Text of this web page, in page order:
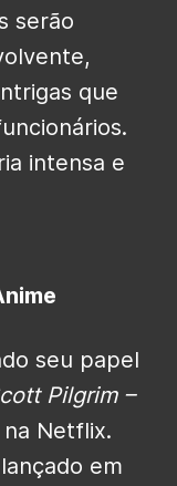
serão
que
intensa e
seu papel
Pilgrim –
Netflix.
em